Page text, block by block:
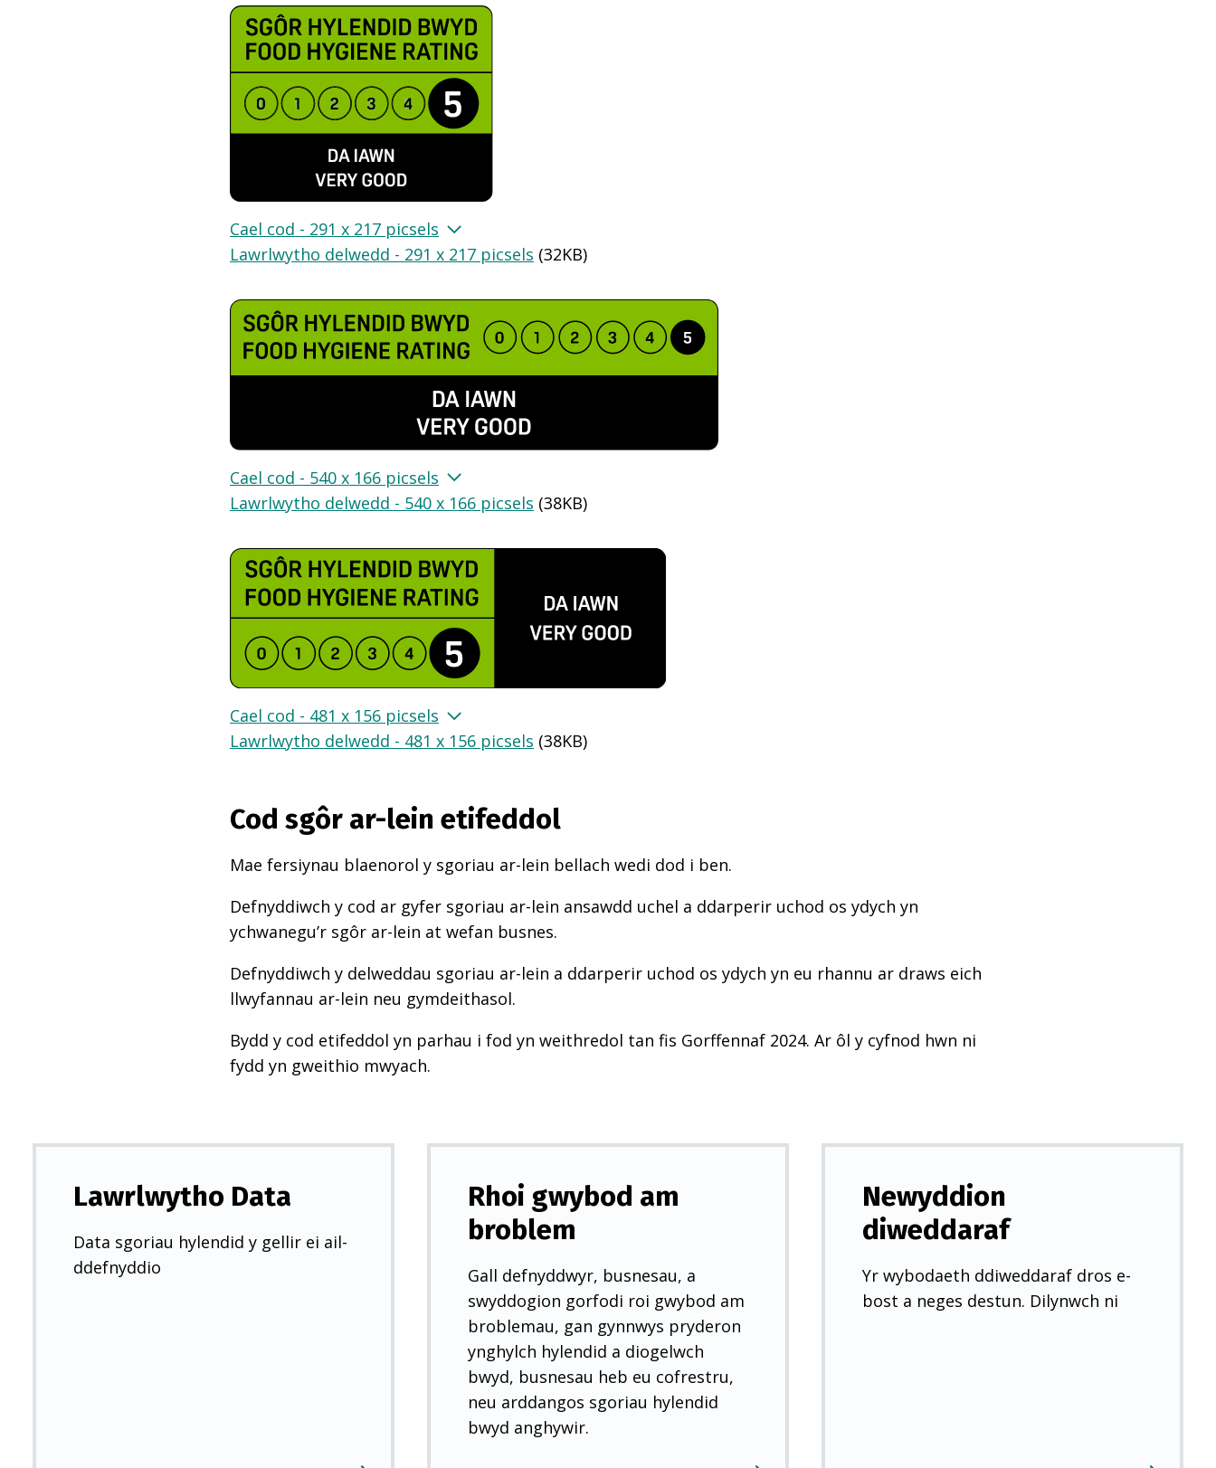
Cael cod - 291 x 217 picsels
Lawrlwytho delwedd - 291 x 217 picsels (32KB)
Cael cod - 540 x 166 picsels
Lawrlwytho delwedd - 540 x 166 picsels (38KB)
Cael cod - 481 x 156 picsels
Lawrlwytho delwedd - 481 x 156 picsels (38KB)
Cod sgôr ar-lein etifeddol
Mae fersiynau blaenorol y sgoriau ar-lein bellach wedi dod i ben.
Defnyddiwch y cod ar gyfer sgoriau ar-lein ansawdd uchel a ddarperir uchod os ydych yn
ychwanegu’r sgôr ar-lein at wefan busnes.
Defnyddiwch y delweddau sgoriau ar-lein a ddarperir uchod os ydych yn eu rhannu ar draws eich
llwyfannau ar-lein neu gymdeithasol.
Bydd y cod etifeddol yn parhau i fod yn weithredol tan fis Gorffennaf 2024. Ar ôl y cyfnod hwn ni
fydd yn gweithio mwyach.
Lawrlwytho Data
Data sgoriau hylendid y gellir ei ail-
ddefnyddio
Rhoi gwybod am
broblem
Gall defnyddwyr, busnesau, a
swyddogion gorfodi roi gwybod am
broblemau, gan gynnwys pryderon
ynghylch hylendid a diogelwch
bwyd, busnesau heb eu cofrestru,
neu arddangos sgoriau hylendid
bwyd anghywir.
Newyddion
diweddaraf
Yr wybodaeth ddiweddaraf dros e-
bost a neges destun. Dilynwch ni